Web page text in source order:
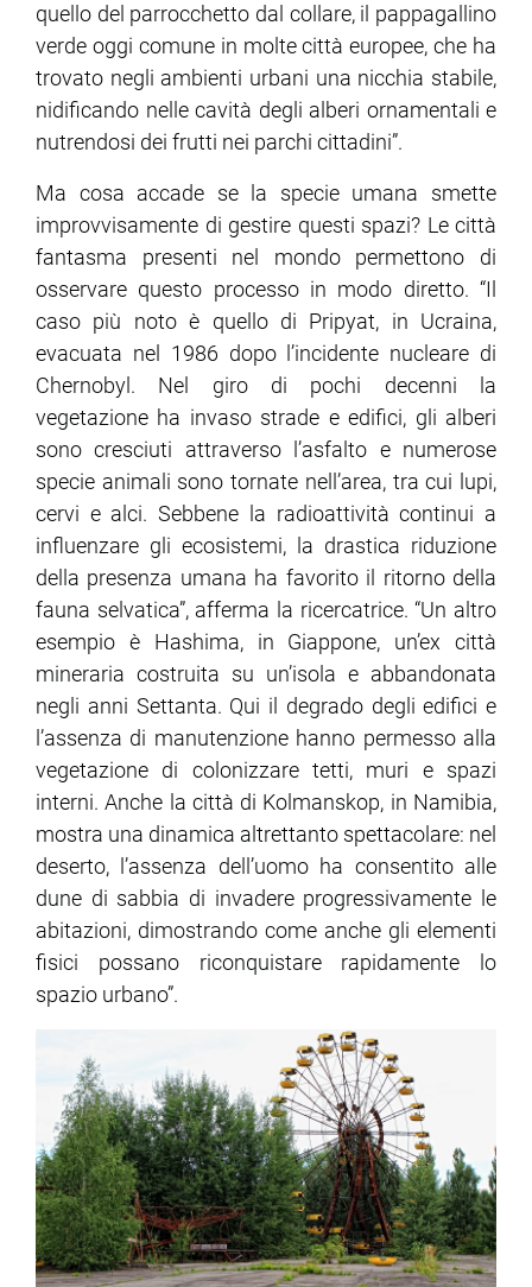
quello del parrocchetto dal collare, il pappagallino
verde oggi comune in molte città europee, che ha
trovato negli ambienti urbani una nicchia stabile,
nidificando nelle cavità degli alberi ornamentali e
nutrendosi dei frutti nei parchi cittadini”.
Ma cosa accade se la specie umana smette
improvvisamente di gestire questi spazi? Le città
fantasma presenti nel mondo permettono di
osservare questo processo in modo diretto. “Il
caso più noto è quello di Pripyat, in Ucraina,
evacuata nel 1986 dopo l’incidente nucleare di
Chernobyl. Nel giro di pochi decenni la
vegetazione ha invaso strade e edifici, gli alberi
sono cresciuti attraverso l’asfalto e numerose
specie animali sono tornate nell’area, tra cui lupi,
cervi e alci. Sebbene la radioattività continui a
influenzare gli ecosistemi, la drastica riduzione
della presenza umana ha favorito il ritorno della
fauna selvatica”, afferma la ricercatrice. “Un altro
esempio è Hashima, in Giappone, un’ex città
mineraria costruita su un’isola e abbandonata
negli anni Settanta. Qui il degrado degli edifici e
l’assenza di manutenzione hanno permesso alla
vegetazione di colonizzare tetti, muri e spazi
interni. Anche la città di Kolmanskop, in Namibia,
mostra una dinamica altrettanto spettacolare: nel
deserto, l’assenza dell’uomo ha consentito alle
dune di sabbia di invadere progressivamente le
abitazioni, dimostrando come anche gli elementi
fisici possano riconquistare rapidamente lo
spazio urbano”.